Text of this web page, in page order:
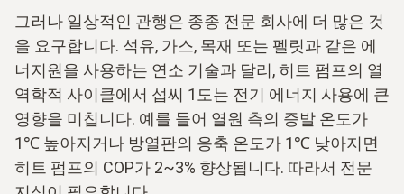
그러나 일상적인 관행은 종종 전문 회사에 더 많은 것
을 요구합니다. 석유, 가스, 목재 또는 펠릿과 같은 에
너지원을 사용하는 연소 기술과 달리, 히트 펌프의 열
역학적 사이클에서 섭씨 1도는 전기 에너지 사용에 큰
영향을 미칩니다. 예를 들어 열원 측의 증발 온도가
1℃ 높아지거나 방열판의 응축 온도가 1℃ 낮아지면
히트 펌프의 COP가 2~3% 향상됩니다. 따라서 전문